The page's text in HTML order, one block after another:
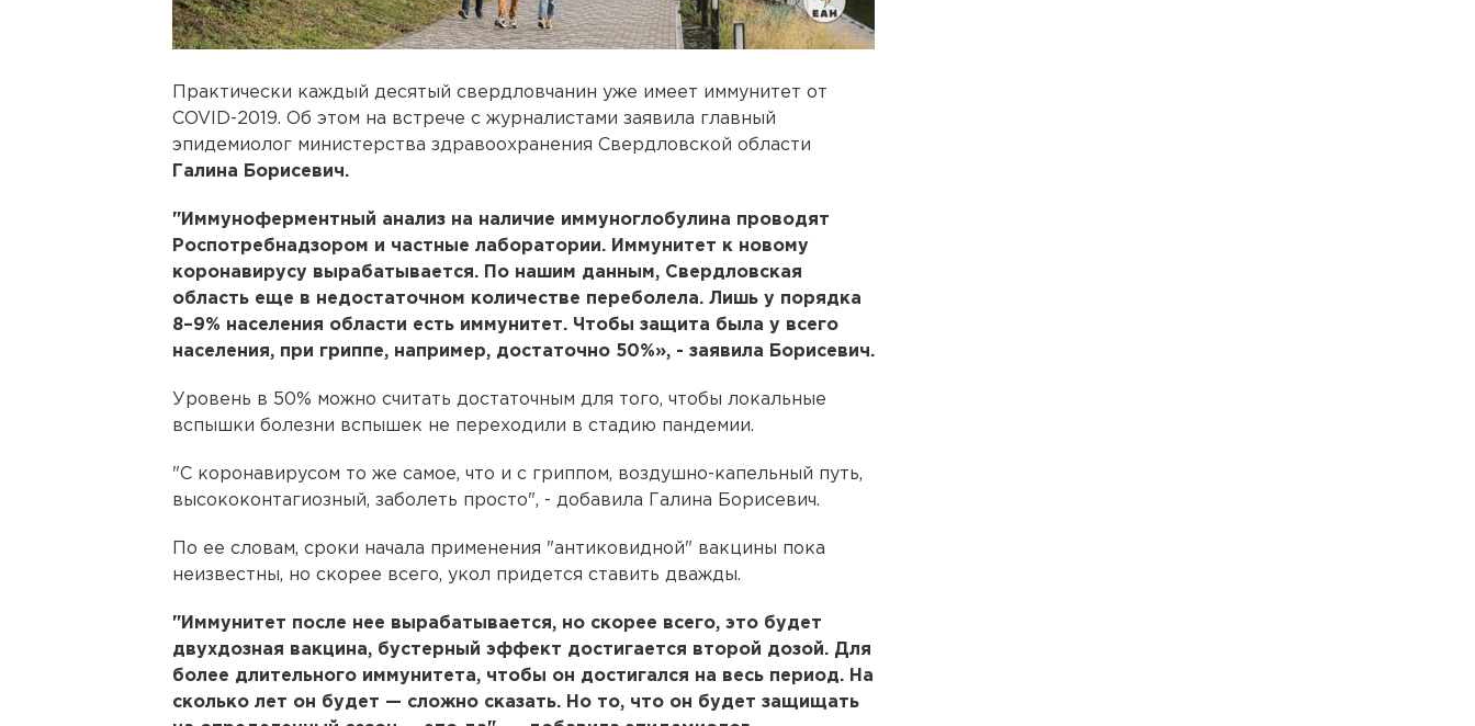
Практически каждый десятый свердловчанин уже имеет иммунитет от
COVID-2019. Об этом на встрече с журналистами заявила главный
эпидемиолог министерства здравоохранения Свердловской области
Галина Борисевич.
"Иммуноферментный анализ на наличие иммуноглобулина проводят
Роспотребнадзором и частные лаборатории. Иммунитет к новому
коронавирусу вырабатывается. По нашим данным, Свердловская
область еще в недостаточном количестве переболела. Лишь у порядка
8–9% населения области есть иммунитет. Чтобы защита была у всего
населения, при гриппе, например, достаточно 50%», - заявила Борисевич.
Уровень в 50% можно считать достаточным для того, чтобы локальные
вспышки болезни вспышек не переходили в стадию пандемии.
"С коронавирусом то же самое, что и с гриппом, воздушно-капельный путь,
высококонтагиозный, заболеть просто", - добавила Галина Борисевич.
По ее словам, сроки начала применения "антиковидной" вакцины пока
неизвестны, но скорее всего, укол придется ставить дважды.
"Иммунитет после нее вырабатывается, но скорее всего, это будет
двухдозная вакцина, бустерный эффект достигается второй дозой. Для
более длительного иммунитета, чтобы он достигался на весь период. На
сколько лет он будет — сложно сказать. Но то, что он будет защищать